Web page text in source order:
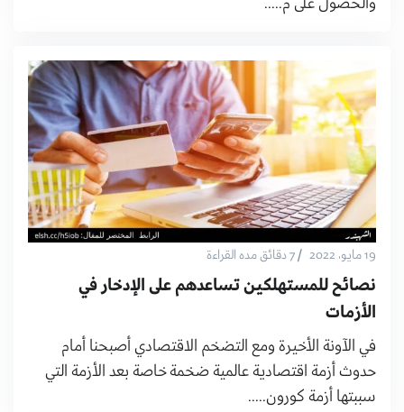
19 مايو، 2022 /7 دقائق مده القراءة
نصائح للمستهلكين تساعدهم على الإدخار في
الأزمات
في الآونة الأخيرة ومع التضخم الاقتصادي أصبحنا أمام
حدوث أزمة اقتصادية عالمية ضخمة خاصة بعد الأزمة التي
سببتها أزمة كورون.....